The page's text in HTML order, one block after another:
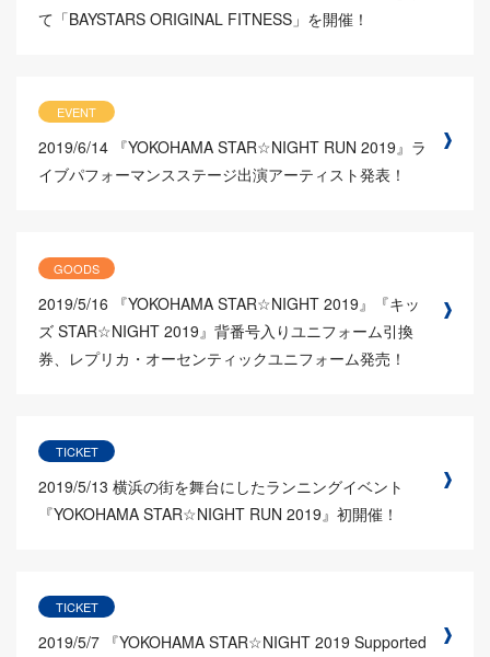
て「BAYSTARS ORIGINAL FITNESS」を開催！
EVENT
2019/6/14 『YOKOHAMA STAR☆NIGHT RUN 2019』ラ
イブパフォーマンスステージ出演アーティスト発表！
GOODS
2019/5/16
『YOKOHAMA STAR☆NIGHT 2019』『キッ
ズ STAR☆NIGHT 2019』背番号入りユニフォーム引換
券、レプリカ・オーセンティックユニフォーム発売！
TICKET
2019/5/13 横浜の街を舞台にしたランニングイベント
『YOKOHAMA STAR☆NIGHT RUN 2019』初開催！
TICKET
2019/5/7 『YOKOHAMA STAR☆NIGHT 2019 Supported